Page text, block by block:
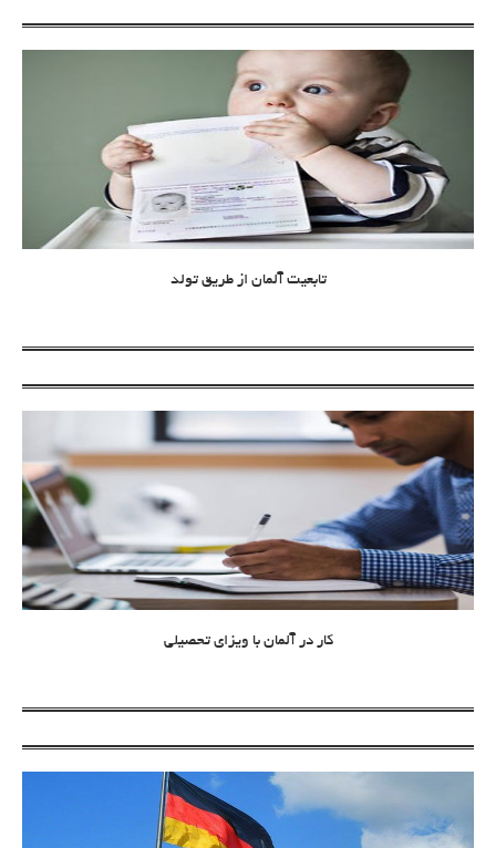
تابعیت آلمان از طریق تولد
کار در آلمان با ویزای تحصیلی